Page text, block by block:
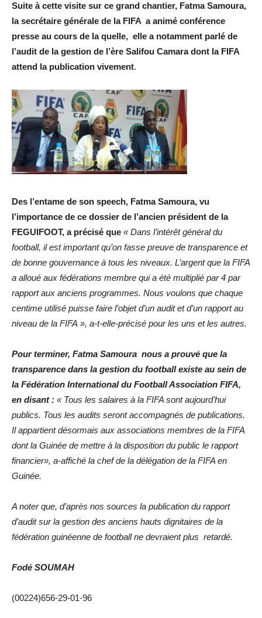
Suite à cette visite sur ce grand chantier, Fatma Samoura,
la secrétaire générale de la FIFA a animé conférence
presse au cours de la quelle, elle a notamment parlé de
l’audit de la gestion de l’ère Salifou Camara dont la FIFA
attend la publication vivement.
Des l’entame de son speech, Fatma Samoura, vu
l’importance de ce dossier de l’ancien président de la
FEGUIFOOT, a précisé que «Dans l’intérêt général du
football, il est important qu’on fasse preuve de transparence et
de bonne gouvernance à tous les niveaux. L’argent que la FIFA
a alloué aux fédérations membre qui a été multiplié par 4 par
rapport aux anciens programmes. Nous voulons que chaque
centime utilisé puisse faire l’objet d’un audit et d’un rapport au
niveau de la FIFA », a-t-elle-précisé pour les uns et les autres.
Pour terminer, Fatma Samoura nous a prouvé que la
transparence dans la gestion du football existe au sein de
la Fédération International du Football Association FIFA,
en disant : « Tous les salaires à la FIFA sont aujourd’hui
publics. Tous les audits seront accompagnés de publications.
Il appartient désormais aux associations membres de la FIFA
dont la Guinée de mettre à la disposition du public le rapport
financier», a-affiché la chef de la délégation de la FIFA en
Guinée.
A noter que, d’après nos sources la publication du rapport
d’audit sur la gestion des anciens hauts dignitaires de la
fédération guinéenne de football ne devraient plus retardé.
Fodé SOUMAH
(00224)656-29-01-96